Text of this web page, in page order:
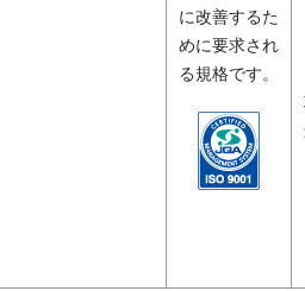
に改善するた
めに要求され
る規格です。